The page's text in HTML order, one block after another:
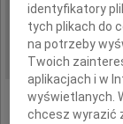
REGION:
DATA EMISJI:
identyfikatory
tych plikach do
na potrzeby
Twoich
aplikacjach i w
wyświetlanych.
chcesz wyrazić